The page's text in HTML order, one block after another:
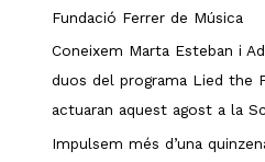
Fundació Ferrer de Música
Coneixem Marta Esteban i
duos del programa Lied the
actuaran aquest agost a la
Impulsem més d’una